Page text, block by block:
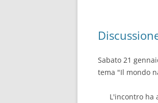
Sabato 21
tema "Il mondo
L'incontro ha